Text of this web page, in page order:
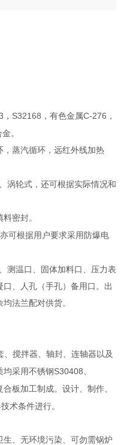
， S32168 ，有色金属C-276 ，
。
，蒸汽循环，远红外线加热
涡轮式，还可根据实际情况和
密封。
可根据用户要求采用防爆电
测温口、固体加料口、压力表
、人孔（手孔）备用口。出
法兰配对供货。
、搅拌器、轴封、连轴器以及
均采用不锈钢S30408
板加工制成。设计、制作、
术条件进行。
、无环境污染、可勿需锅炉